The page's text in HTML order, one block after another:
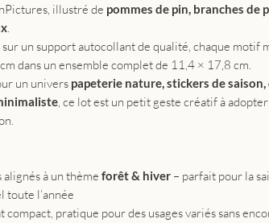
illustré de pommes de pin, branches de
.
un support autocollant de qualité, chaque motif
dans un ensemble complet de 11,4 × 17,8 cm.
un univers papeterie nature, stickers de
, ce lot est un petit geste créatif à adopter
à un thème forêt & hiver – parfait pour la
toute l’année
compact, pratique pour des usages variés sans